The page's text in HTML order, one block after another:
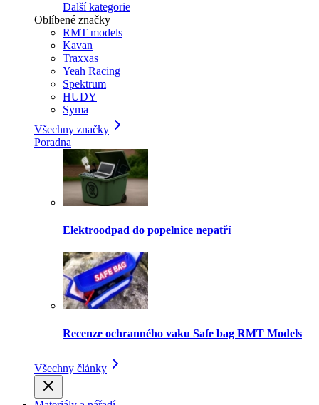
Další kategorie
Oblíbené značky
RMT models
Kavan
Traxxas
Yeah Racing
Spektrum
HUDY
Syma
Všechny značky
Poradna
Elektroodpad do popelnice nepatří
Recenze ochranného vaku Safe bag RMT Models
Všechny články